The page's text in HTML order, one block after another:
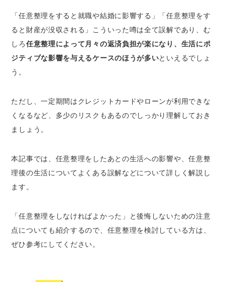
不動産の賃貸契約で審査が通りづらくなる
任意整理のその後の生活についてよくある誤解
結婚が法的に制限されることはない
職業や就職に制限がかかることはない
保険に加入できなくなることはない
財産を手放す必要はない
戸籍や住民票には任意整理をした情報は載ら
任意整理のその後の生活の不便さを軽減する方
用する
「任意整理をすると就職や結婚に影響する」「任意整理をす
ると財産が没収される」こういった噂は全て誤解であり、む
しろ任意整理によって月々の返済負担が楽になり、生活にポ
ジティブな影響を与えるケースのほうが多いといえるでしょ
う。
ただし、一定期間はクレジットカードやローンが利用できな
くなる など、多少のリスクもあるのでしっかり理解しておき
ましょう。
本記事では、任意整理をしたあとの生活への影響や、任意整
理後の生活についてよくある誤解などについて詳しく解説し
ます。
「任意整理をしなければよかった」と後悔しないための注意
点についても紹介するので、任意整理を検討している方は、
ぜひ参考にしてください。